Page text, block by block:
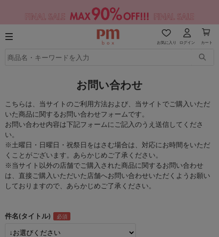
お気に入り ログイン カート
お問い合わせ
こちらは、当サイトのご利用方法および、当サイトでご購入いただ
いた商品に関するお問い合わせフォームです。
お問い合わせ内容は下記フォームにご記入のうえ送信してくださ
い。
※土曜日・日曜日・祝祭日をはさむ場合は、対応にお時間をいただ
くことがございます。あらかじめご了承ください。
※当サイト以外の店舗でご購入された商品に関するお問い合わせ
は、直接ご購入いただいた店舗へお問い合わせいただくようお願い
しておりますので、あらかじめご了承ください。
件名(タイトル)